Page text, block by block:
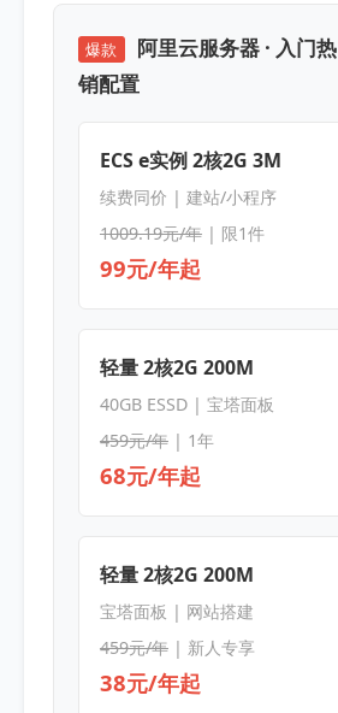
爆款
阿里云服务器 · 入门热
销配置
ECS e实例 2核2G 3M
续费同价 | 建站/小程序
1009.19元/年| 限1件
99元/年起
轻量 2核2G 200M
40GB ESSD | 宝塔面板
459元/年| 1年
68元/年起
轻量 2核2G 200M
宝塔面板 | 网站搭建
459元/年| 新人专享
38元/年起